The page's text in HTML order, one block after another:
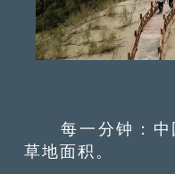
每一分钟：中
草地面积。